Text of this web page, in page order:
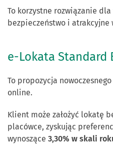
To korzystne rozwiązanie
bezpieczeństwo i atrakcyjne
e-Lokata Standard
To propozycja
online.
Klient może założyć lokatę
placówce, zyskując
wynoszące 3,30% w skali